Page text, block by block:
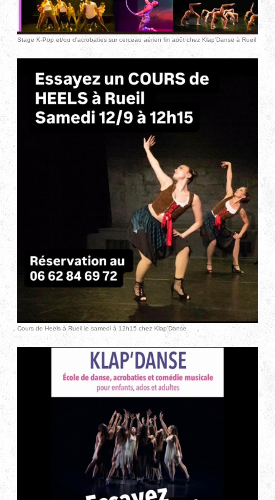
Stage K-Pop et/ou d'acrobaties sur cerceau aérien fin août chez Klap'Danse à Rueil
Cours de Heels à Rueil le samedi à 12h15 chez Klap'Danse